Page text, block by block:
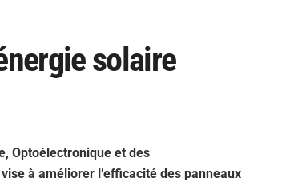
solaire
Optoélectronique et des
à améliorer l’efficacité des panneaux